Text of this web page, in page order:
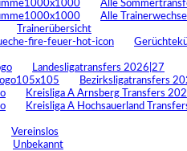
Alle
Alle
Trainerübersicht
Landesligatransfers 2026|27
Bezirksligatransfers
Kreisliga A Arnsberg Transfers
Kreisliga A Hochsauerland
Vereinslos
Unbekannt